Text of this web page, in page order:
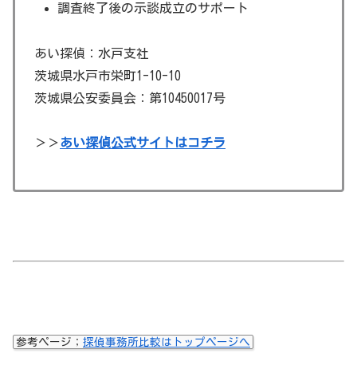
調査終了後の示談成立のサポート
あい探偵：水戸支社
茨城県水戸市栄町1-10-10
茨城県公安委員会：第10450017号
＞＞あい探偵公式サイトはコチラ
参考ページ； 探偵事務所比較はトップページへ